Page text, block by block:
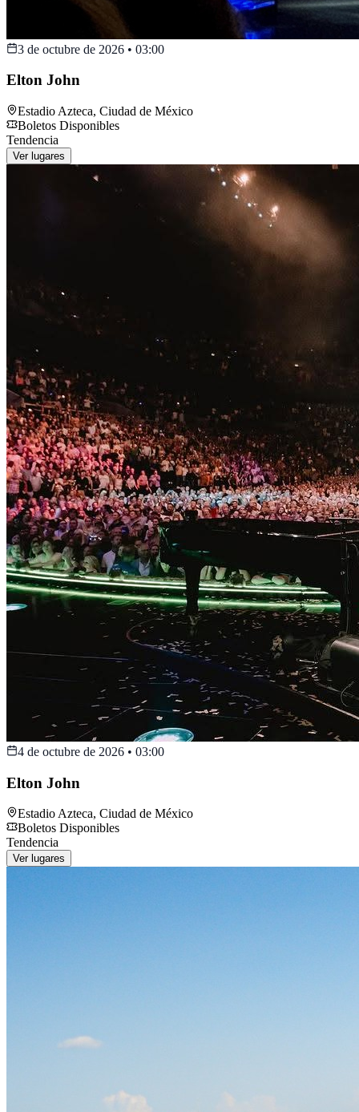
3 de octubre de 2026 • 03:00
Elton John
Estadio Azteca, Ciudad de México
Boletos Disponibles
Tendencia
Ver lugares
4 de octubre de 2026 • 03:00
Elton John
Estadio Azteca, Ciudad de México
Boletos Disponibles
Tendencia
Ver lugares